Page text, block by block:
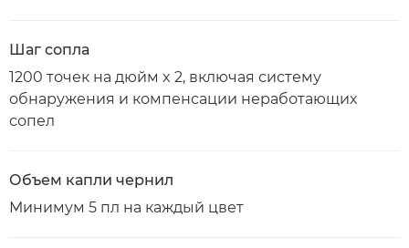
Шаг сопла
1200 точек на дюйм x 2, включая систему
обнаружения и компенсации неработающих
сопел
Объем капли чернил
Минимум 5 пл на каждый цвет